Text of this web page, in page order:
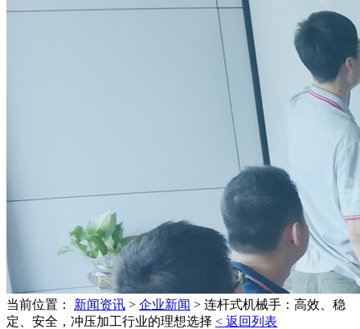
当前位置： 新闻资讯 > 企业新闻 > 连杆式机械手：高效、稳
定、安全，冲压加工行业的理想选择 < 返回列表